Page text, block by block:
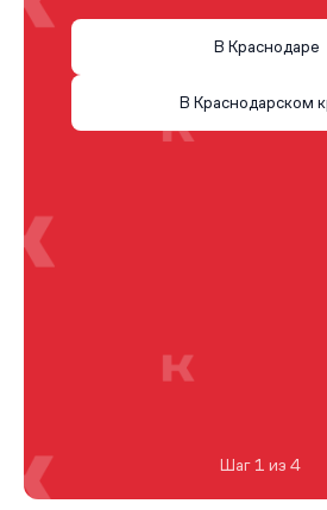
В Краснодаре
В Краснодарском
Шаг 1 из 4